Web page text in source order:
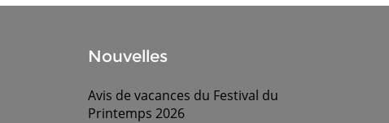
Nouvelles
Avis de vacances du Festival du
Printemps 2026